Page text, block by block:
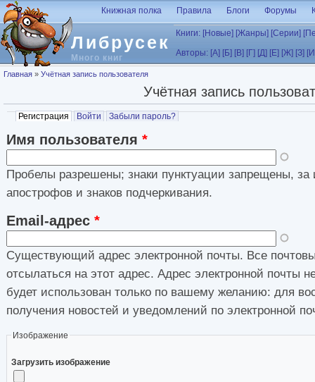
Перейти к основному содержанию
Либрусек
Много книг
Книжная полка Правила Блоги Форумы
Книги: [Новые] [Жанры] [Серии]
Авторы: [А] [Б] [В] [Г] [Д] [Е] [Ж] [З]
Вы здесь
Главная » Учётная запись пользователя
Учётная запись
Главные вкладки
Регистрация (активная вкладка)
Войти Забыли пароль?
Имя пользователя *
Пробелы разрешены; знаки пунктуации запрещены, за
апострофов и знаков подчеркивания.
Email-адрес *
Существующий адрес электронной почты. Все
отсылаться на этот адрес. Адрес электронной почты
будет использован только по вашему желанию: для
получения новостей и уведомлений по электронной
Изображение
Загрузить изображение